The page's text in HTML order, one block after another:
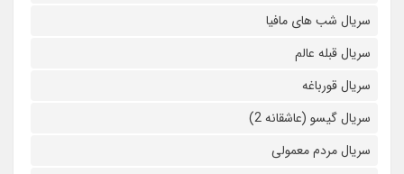
سریال شب های مافیا
سریال قبله عالم
سریال قورباغه
سریال گیسو (عاشقانه 2)
سریال مردم معمولی